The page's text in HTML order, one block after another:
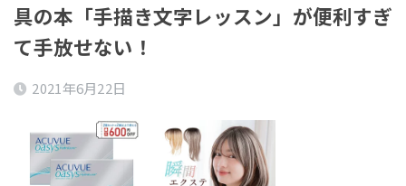
具の本「手描き文字レッスン」が便利すぎ
て手放せない！
2021年6月22日